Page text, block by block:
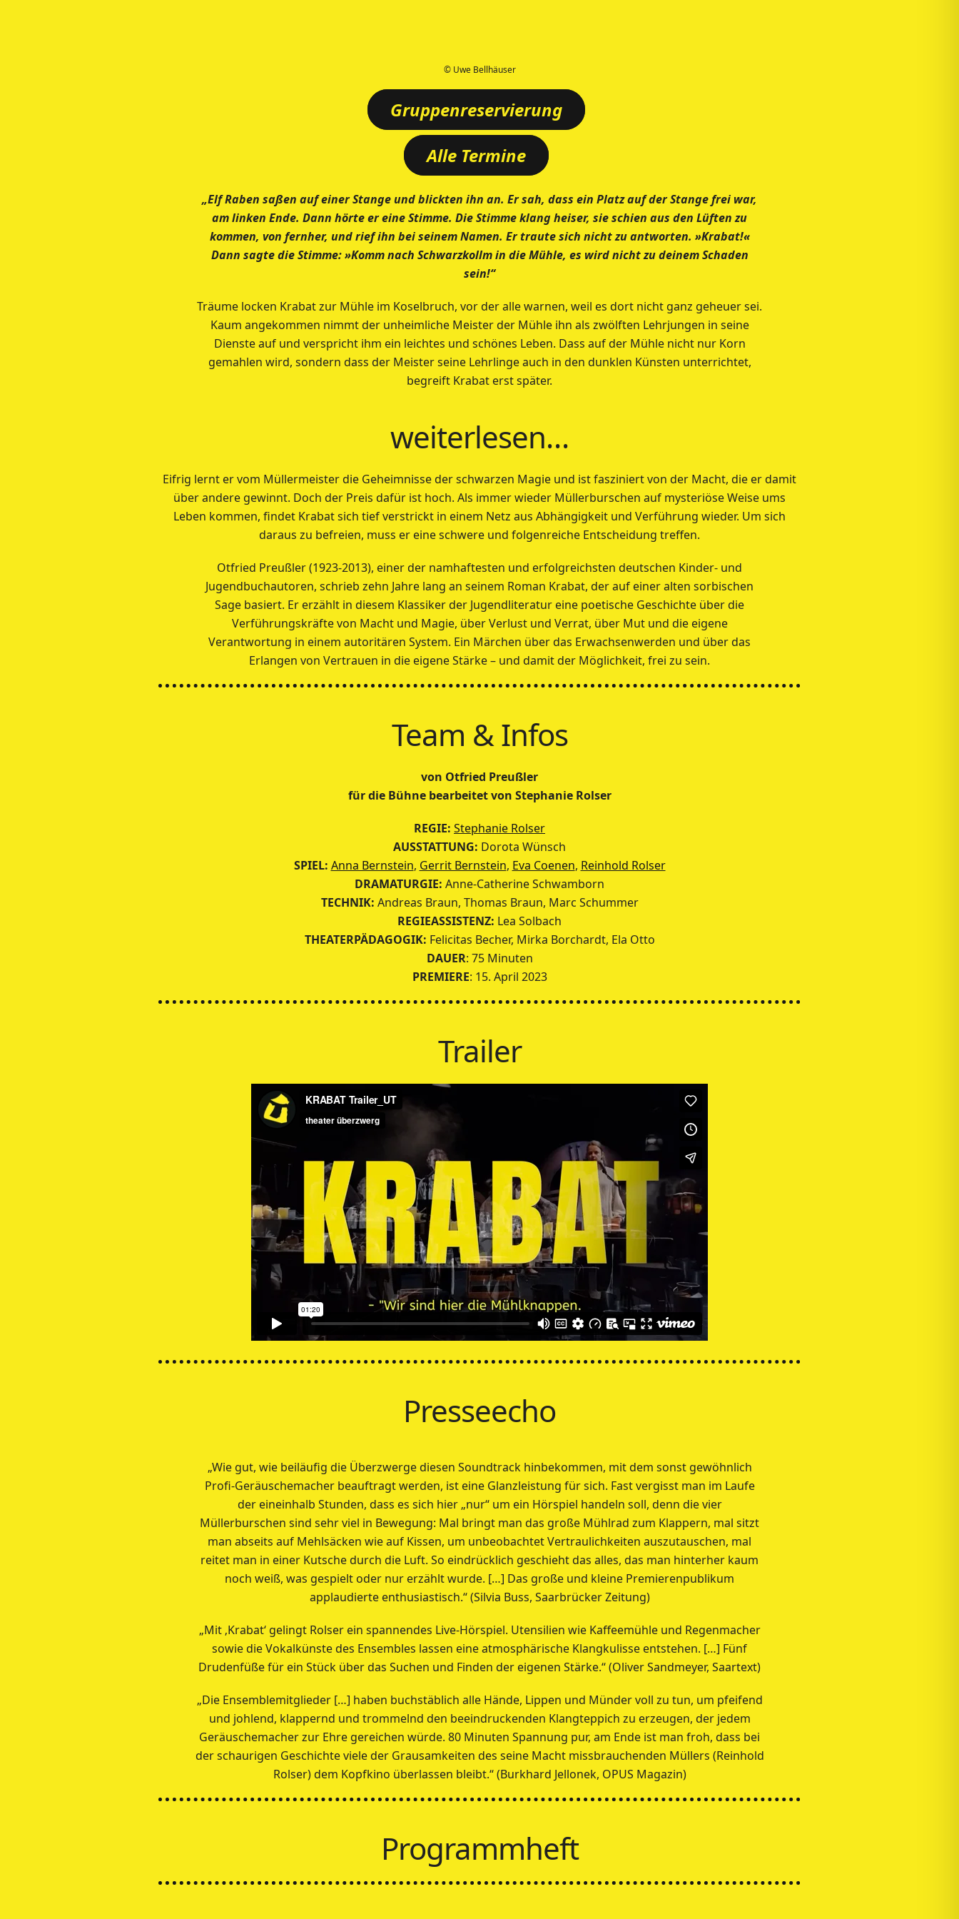
Gruppenreservierung
Alle Termine
„Elf Raben saßen auf einer Stange und blickten ihn an. Er sah, dass ein Platz auf der Stange frei war,
am linken Ende. Dann hörte ereine Stimme. Die Stimme klang heiser, sie schien aus den Lüften zu
kommen, von fernher, und rief ihn bei seinem Namen. Er traute sich nicht zu antworten. »Krabat!«
Dann sagte die Stimme: »Komm nach Schwarzkollm in die Mühle, es wird nicht zu deinem Schaden
sein!“
Träume locken Krabat zur Mühle im Koselbruch, vor der alle warnen, weil es dort nicht ganz geheuer sei.
Kaum angekommen nimmt der unheimliche Meister der Mühle ihn als zwölften Lehrjungen in seine
Dienste auf und verspricht ihm ein leichtes und schönes Leben. Dass auf der Mühle nicht nur Korn
gemahlen wird, sondern dass der Meister seine Lehrlinge auch in den dunklen Künsten unterrichtet,
begreift Krabat erst später.
weiterlesen…
Eifrig lernt er vom Müllermeister die Geheimnisse der schwarzen Magie und ist fasziniert von der Macht, die er damit
über andere gewinnt. Doch der Preis dafür ist hoch. Als immer wieder Müllerburschen auf mysteriöse Weise ums
Leben kommen, findet Krabat sich tief verstrickt in einem Netz aus Abhängigkeit und Verführung wieder. Um sich
daraus zu befreien, muss er eine schwere und folgenreiche Entscheidung treffen.
Otfried Preußler (1923-2013), einer der namhaftesten und erfolgreichsten deutschen Kinder- und
Jugendbuchautoren, schrieb zehn Jahre lang an seinem Roman Krabat, der auf einer alten sorbischen
Sage basiert. Er erzählt in diesem Klassiker der Jugendliteratur eine poetische Geschichte über die
Verführungskräfte von Macht und Magie, über Verlust und Verrat, über Mut und die eigene
Verantwortung in einem autoritären System. Ein Märchen über das Erwachsenwerden und über das
Erlangen von Vertrauen in die eigene Stärke – und damit der Möglichkeit, frei zu sein.
Team & Infos
von Otfried Preußler
für die Bühne bearbeitet von Stephanie Rolser
REGIE: Stephanie Rolser
AUSSTATTUNG: Dorota Wünsch
SPIEL: Anna Bernstein, Gerrit Bernstein, Eva Coenen, Reinhold Rolser
DRAMATURGIE: Anne-Catherine Schwamborn
TECHNIK: Andreas Braun, Thomas Braun, Marc Schummer
REGIEASSISTENZ: Lea Solbach
THEATERPÄDAGOGIK: Felicitas Becher, Mirka Borchardt, Ela Otto
DAUER: 75 Minuten
PREMIERE: 15. April 2023
Trailer
Presseecho
„Wie gut, wie beiläufig die Überzwerge diesen Soundtrack hinbekommen, mit dem sonst gewöhnlich
Profi-Geräuschemacher beauftragt werden, ist eine Glanzleistung für sich. Fast vergisst man im Laufe
der eineinhalb Stunden, dass es sich hier „nur“ um ein Hörspiel handeln soll, denn die vier
Müllerburschen sind sehr viel in Bewegung: Mal bringt man das große Mühlrad zum Klappern, mal sitzt
man abseits auf Mehlsäcken wie auf Kissen, um unbeobachtet Vertraulichkeiten auszutauschen, mal
reitet man in einer Kutsche durch die Luft. So eindrücklich geschieht das alles, das man hinterher kaum
noch weiß, was gespielt oder nur erzählt wurde. […] Das große und kleine Premierenpublikum
applaudierte enthusiastisch.“ (Silvia Buss, Saarbrücker Zeitung)
„Mit ‚Krabat‘ gelingt Rolser ein spannendes Live-Hörspiel. Utensilien wie Kaffeemühle und Regenmacher
sowie die Vokalkünste des Ensembles lassen eine atmosphärische Klangkulisse entstehen. […] Fünf
Drudenfüße für ein Stück über das Suchen und Finden der eigenen Stärke.“ (Oliver Sandmeyer, Saartext)
„Die Ensemblemitglieder […] haben buchstäblich alle Hände, Lippen und Münder voll zu tun, um pfeifend
und johlend, klappernd und trommelnd den beeindruckenden Klangteppich zu erzeugen, der jedem
Geräuschemacher zur Ehre gereichen würde. 80 Minuten Spannung pur, am Ende ist man froh, dass bei
der schaurigen Geschichte viele der Grausamkeiten des seine Macht missbrauchenden Müllers (Reinhold
Rolser) dem Kopfkino überlassen bleibt.“ (Burkhard Jellonek, OPUS Magazin)
Programmheft
© Uwe Bellhäuser